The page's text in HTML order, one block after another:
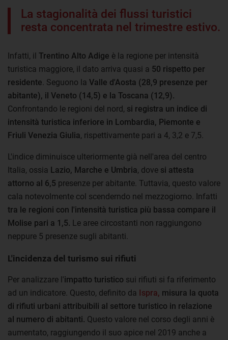
La stagionalità dei flussi turistici
resta concentrata nel trimestre estivo.
Infatti, il Trentino Alto Adige è la regione per intensità
turistica maggiore, il dato arriva quasi a 50 rispetto per
residente . Seguono la Valle d'Aosta (28,9 presenze per
abitante), il Veneto (14,5) e la Toscana (12,9).
Confrontando le regioni del nord, si registra un indice di
intensità turistica inferiore in Lombardia, Piemonte e
Friuli Venezia Giulia, rispettivamente pari a 4, 3,2 e 7,5.
L'indice diminuisce ulteriormente già nell'area del centro
Italia, ossia Lazio, Marche e Umbria, dove si attesta
attorno al 6,5 presenze per abitante. Tuttavia, questo valore
cala notevolmente col scenderndo nel mezzogiorno. Infatti
tra le regioni con l'intensità turistica più bassa compare il
Molise pari a 1,5. Le aree circostanti non raggiungono
neppure 5 presenze sugli abitanti.
L'incidenza del turismo sui rifiuti
Per analizzare l'impatto turistico sui rifiuti si fa riferimento
ad un indicatore. Questo, definito da Ispra, misura la quota
di rifiuti urbani attribuibili al settore turistico in relazione
al numero di abitanti. Questo valore nel corso degli anni è
aumentato, raggiungendo il suo apice nel 2019 anche a